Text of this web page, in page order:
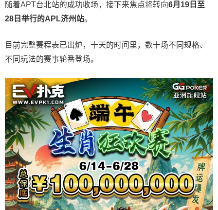
随着APT台北站的成功收场，接下来焦点将转向6月 19 日至
28 日举行的APL济州站。
目前完整赛程表已出炉，十天的时间里，数十场不同规格、
不同玩法的赛事轮番登场。